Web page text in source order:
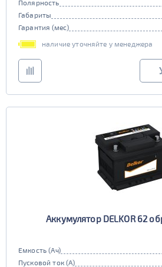
Полярность
Габариты
Гарантия (мес)
наличие уточняйте у менеджера
Аккумулятор DELKOR 62
Емкость (Ач)
Пусковой ток (А)